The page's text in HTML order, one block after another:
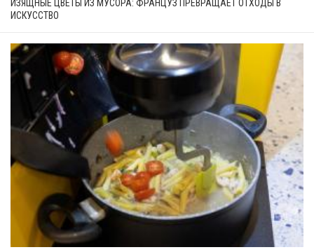
ИЗЯЩНЫЕ ЦВЕТЫ ИЗ МУСОРА: ФРАНЦУЗ ПРЕВРАЩАЕТ ОТХОДЫ В
ИСКУССТВО